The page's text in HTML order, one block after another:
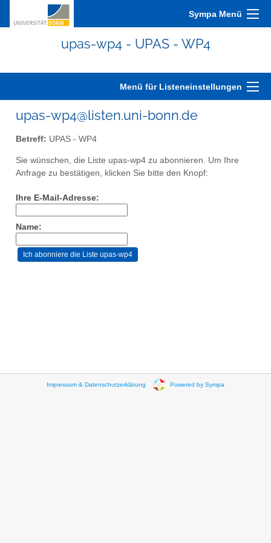
Sympa Menü
upas-wp4 - UPAS - WP4
Menü für Listeneinstellungen
upas-wp4@listen.uni-bonn.de
Betreff: UPAS - WP4
Sie wünschen, die Liste upas-wp4 zu abonnieren. Um Ihre
Anfrage zu bestätigen, klicken Sie bitte den Knopf:
Ihre E-Mail-Adresse:
Name:
Impressum & Datenschutzerklärung Powered by Sympa